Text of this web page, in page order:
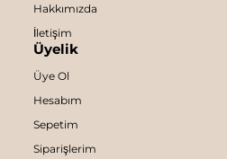
Hakkımızda
İletişim
Üyelik
Üye Ol
Hesabım
Sepetim
Siparişlerim